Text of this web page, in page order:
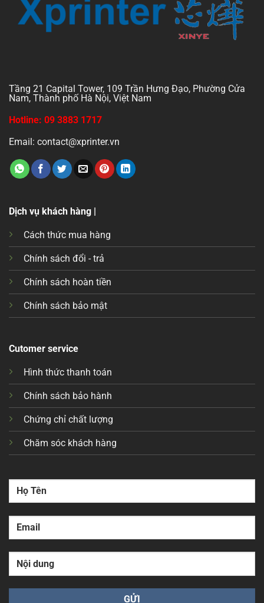
Tầng 21 Capital Tower, 109 Trần Hưng Đạo, Phường Cửa
Nam, Thành phố Hà Nội, Việt Nam
Hotline: 09 3883 1717
Email: contact@xprinter.vn
Dịch vụ khách hàng |
Cách thức mua hàng
Chính sách đổi - trả
Chính sách hoàn tiền
Chính sách bảo mật
Cutomer service
Hình thức thanh toán
Chính sách bảo hành
Chứng chỉ chất lượng
Chăm sóc khách hàng